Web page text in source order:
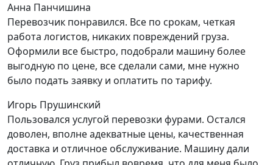
Анна Панчишина
Перевозчик понравился. Все по срокам, четкая
работа логистов, никаких повреждений груза.
Оформили все быстро, подобрали машину более
выгодную по цене, все сделали сами, мне нужно
было подать заявку и оплатить по тарифу.
Игорь Прушинский
Пользовался услугой перевозки фурами. Остался
доволен, вполне адекватные цены, качественная
доставка и отличное обслуживание. Машину дали